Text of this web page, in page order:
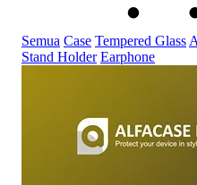
Semua Case Tempered Glass
Stand Holder Earphone